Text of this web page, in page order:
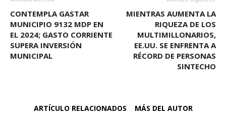
CONTEMPLA GASTAR
MUNICIPIO 9132 MDP EN
EL 2024; GASTO CORRIENTE
SUPERA INVERSIÓN
MUNICIPAL
MIENTRAS AUMENTA LA
RIQUEZA DE LOS
MULTIMILLONARIOS,
EE.UU. SE ENFRENTA A
RÉCORD DE PERSONAS
SINTECHO
ARTÍCULO RELACIONADOS MÁS DEL AUTOR